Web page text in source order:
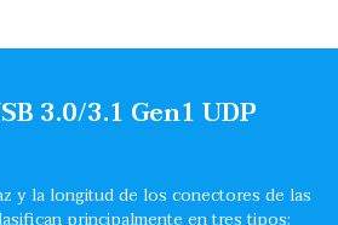
3.0/3.1 Gen1 UDP
y la longitud de los conectores de las